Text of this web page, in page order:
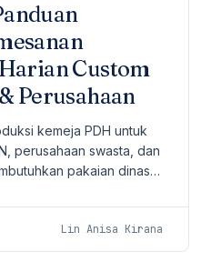
Custom
Perusahaan
kemeja PDH untuk
perusahaan swasta, dan
pakaian dinas
Lin Anisa Kirana